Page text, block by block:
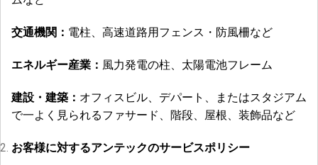
交通機関： 電柱、高速道路用フェンス・防風柵など
エネルギー産業： 風力発電の柱、太陽電池フレーム
建設・建築： オフィスビル、デパート、またはスタジアム
で一よく見られるファサード、階段、屋根、装飾品など
お客様に対するアンテックのサービスポリシー